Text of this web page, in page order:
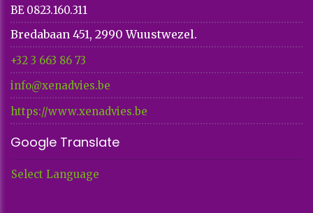
BE 0823.160.311
Bredabaan 451, 2990 Wuustwezel.
+32 3 663 86 73​​​​​​​
info@xenadvies.be
https://www.xenadvies.be
Google Translate
Select Language